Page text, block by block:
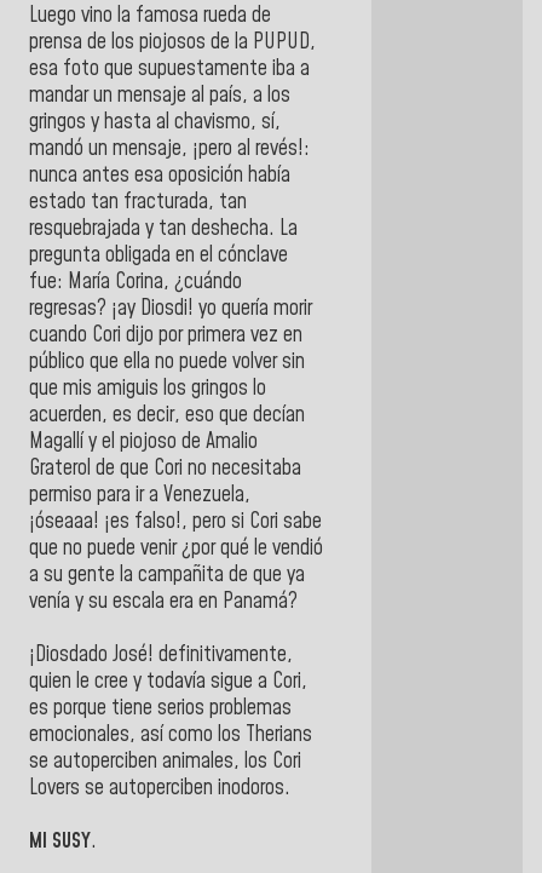
Luego vino la famosa rueda de
prensa de los piojosos de la PUPUD,
esa foto que supuestamente iba a
mandar un mensaje al país, a los
gringos y hasta al chavismo, sí,
mandó un mensaje, ¡pero al revés!:
nunca antes esa oposición había
estado tan fracturada, tan
resquebrajada y tan deshecha. La
pregunta obligada en el cónclave
fue: María Corina, ¿cuándo
regresas? ¡ay Diosdi! yo quería morir
cuando Cori dijo por primera vez en
público que ella no puede volver sin
que mis amiguis los gringos lo
acuerden, es decir, eso que decían
Magallí y el piojoso de Amalio
Graterol de que Cori no necesitaba
permiso para ir a Venezuela,
¡óseaaa! ¡es falso!, pero si Cori sabe
que no puede venir ¿por qué le vendió
a su gente la campañita de que ya
venía y su escala era en Panamá?
¡Diosdado José! definitivamente,
quien le cree y todavía sigue a Cori,
es porque tiene serios problemas
emocionales, así como los Therians
se autoperciben animales, los Cori
Lovers se autoperciben inodoros.
MI SUSY.